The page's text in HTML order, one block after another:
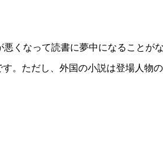
くなって読書に夢中になることが
。ただし、外国の小説は登場人物の